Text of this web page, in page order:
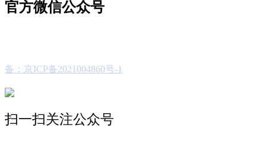
官方微信公众号
备：京ICP备2021004860号-1
扫一扫关注公众号